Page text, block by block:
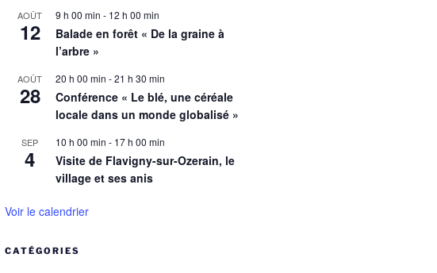
AOÛT
12
9 h 00 min - 12 h 00 min
Balade en forêt « De la graine à
l’arbre »
AOÛT
28
20 h 00 min -21 h 30 min
Conférence « Le blé, une céréale
locale dans un monde globalisé »
SEP
4
10 h 00 min - 17 h 00 min
Visite de Flavigny-sur-Ozerain, le
village et ses anis
Voir le calendrier
CATÉGORIES